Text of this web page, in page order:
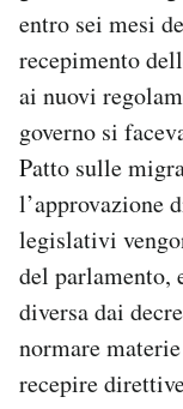
entro sei mesi
recepimento
ai nuovi
governo si
Patto sulle
l’approvazione
legislativi
del parlamento,
diversa dai
normare
recepire